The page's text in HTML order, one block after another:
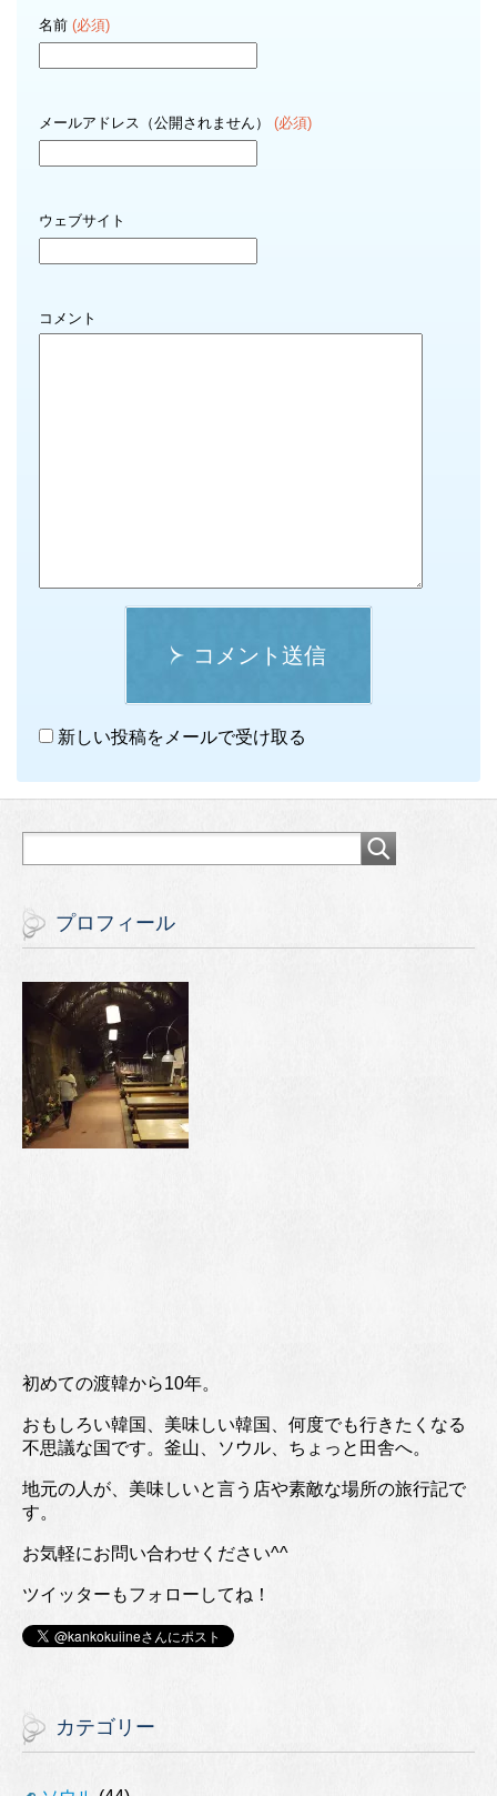
名前 (必須)
メールアドレス（公開されません） (必須)
ウェブサイト
コメント
コメント送信
新しい投稿をメールで受け取る
プロフィール
初めての渡韓から10年。
おもしろい韓国、美味しい韓国、何度でも行きたくなる
不思議な国です。釜山、ソウル、ちょっと田舎へ。
地元の人が、美味しいと言う店や素敵な場所の旅行記で
す。
お気軽にお問い合わせください^^
ツイッターもフォローしてね！
カテゴリー